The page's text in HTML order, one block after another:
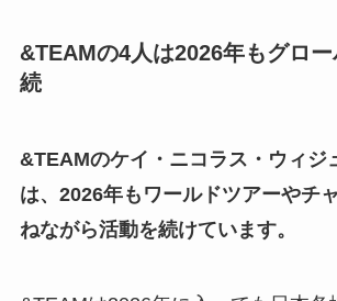
&TEAMの4人は2026年もグロ
続
&TEAMのケイ・ニコラス・ウィジ
は、2026年もワールドツアーやチ
ねながら活動を続けています。